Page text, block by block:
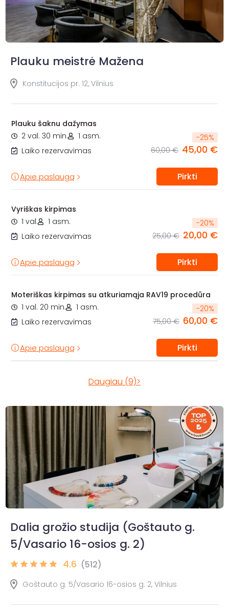
Plauku meistrė Mažena
Konstitucijos pr. 12, Vilnius
Plauku šaknu dažymas
2 val. 30 min.
1 asm.
Laiko rezervavimas
-25%
60,00 € 45,00 €
Apie paslaugą Pirkti
Vyriškas kirpimas
1 val.
1 asm.
Laiko rezervavimas
-20%
25,00 € 20,00 €
Apie paslaugą Pirkti
Moteriškas kirpimas su atkuriamąja RAV19 procedūra
1 val. 20 min.
1 asm.
Laiko rezervavimas
-20%
75,00 € 60,00 €
Apie paslaugą Pirkti
Daugiau (9)>
Dalia grožio studija (Goštauto g.
5/Vasario 16-osios g. 2)
4.6 (512)
Goštauto g. 5/Vasario 16-osios g. 2, Vilnius